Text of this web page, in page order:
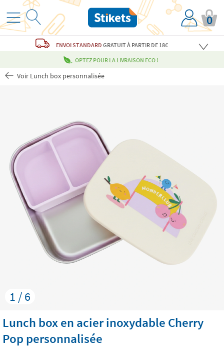
0
ENVOI STANDARDGRATUITÀ PARTIR DE 18€
OPTEZ POUR LA LIVRAISON ECO !
Voir Lunch box personnalisée
1 / 6
Lunch box en acier inoxydable Cherry
Pop personnalisée